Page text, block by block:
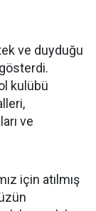
ve duyduğu
kulübü
ve
için atılmış